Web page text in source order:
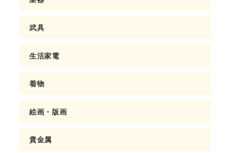
武具
生活家電
着物
絵画・版画
貴金属